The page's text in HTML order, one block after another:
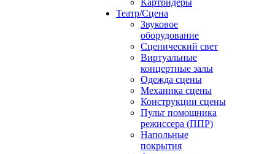
Картридеры
Театр/Сцена
Звуковое
оборудование
Сценический свет
Виртуальные
концертные залы
Одежда сцены
Механика сцены
Конструкции сцены
Пульт помощника
режиссера (ППР)
Напольные
покрытия